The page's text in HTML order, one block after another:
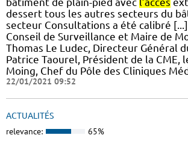
dessert tous les autres secteurs du
secteur Consultations a été calibré
Conseil de Surveillance et Maire de
Thomas Le Ludec, Directeur Général
Patrice Taourel, Président de la CME,
Moing, Chef du Pôle des Cliniques
22/01/2021 09:52
ACTUALITÉS
relevance: 65%